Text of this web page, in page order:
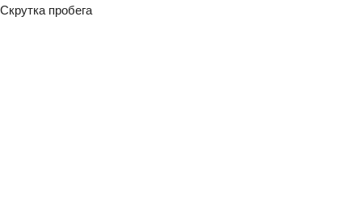
Скрутка пробега